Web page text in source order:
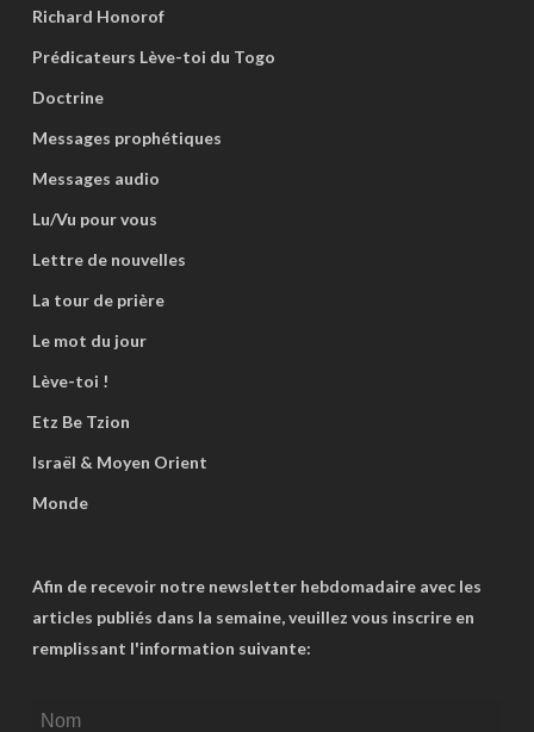
Richard Honorof
Prédicateurs Lève-toi du Togo
Doctrine
Messages prophétiques
Messages audio
Lu/Vu pour vous
Lettre de nouvelles
La tour de prière
Le mot du jour
Lève-toi !
Etz Be Tzion
Israël & Moyen Orient
Monde
Afin de recevoir notre newsletter hebdomadaire avec les
articles publiés dans la semaine, veuillez vous inscrire en
remplissant l'information suivante: